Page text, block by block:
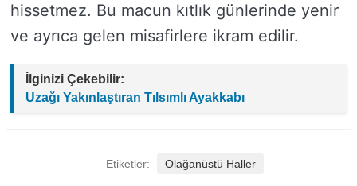
hissetmez. Bu macun kıtlık günlerinde yenir
ve ayrıca gelen misafirlere ikram edilir.
İlginizi Çekebilir:
Uzağı Yakınlaştıran Tılsımlı Ayakkabı
Etiketler: Olağanüstü Haller